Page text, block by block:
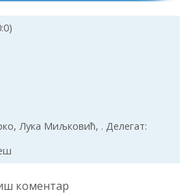
Лука Миљковић, . Делегат:
коментар